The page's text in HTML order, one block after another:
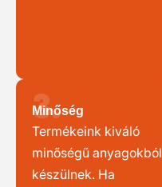
3.
Minőség
Termékeink kiváló
minőségű anyagokból
készülnek. Ha